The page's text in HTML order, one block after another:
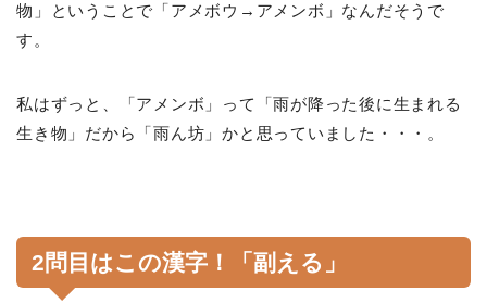
物」ということで「アメボウ→アメンボ」なんだそうで
す。
私はずっと、「アメンボ」って「雨が降った後に生まれる
生き物」だから「雨ん坊」かと思っていました・・・。
2問目はこの漢字！「副える」